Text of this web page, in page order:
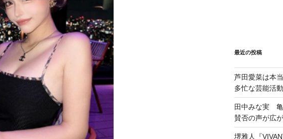
最近の投稿
芦田愛菜は本
多忙な芸能活
田中みな実
賛否の声が広
堺雅人『